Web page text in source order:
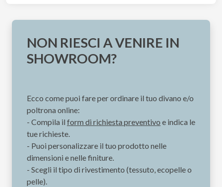
NON RIESCI A VENIRE IN
SHOWROOM?
Ecco come puoi fare per ordinare il tuo divano e/o
poltrona online:
- Compila il form di richiesta preventivo e indica le
tue richieste.
- Puoi personalizzare il tuo prodotto nelle
dimensioni e nelle finiture.
- Scegli il tipo di rivestimento (tessuto, ecopelle o
pelle).